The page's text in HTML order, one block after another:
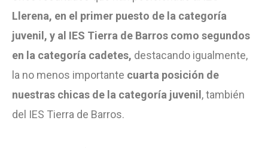
Llerena, en el primer puesto de la categoría
juvenil, y al IES Tierra de Barros como segundos
en la categoría cadetes, destacando igualmente,
la no menos importante cuarta posición de
nuestras chicas de la categoría juvenil , también
del IES Tierra de Barros.